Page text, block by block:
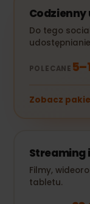
Do tego
POLECANE
Zobacz
Streaming
Filmy,
tabletu.